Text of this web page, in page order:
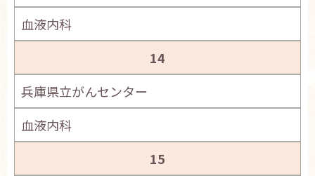
血液内科
14
兵庫県立がんセンター
血液内科
15